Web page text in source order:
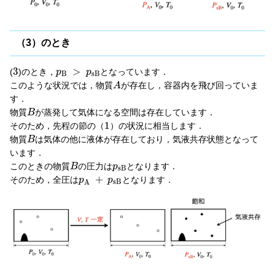
（3）のとき
(3)のとき，pB > psB となっています．
このような状況では，物質Aが存在し，容器内を飛び回っていま
す．
物質Bが蒸発して気体になる空間は存在しています．
そのため，先程の節の（1）の状況に相当します．
物質Bは気体の他に液体が存在しており，気液共存状態となって
います．
このときの物質Bの圧力はpsB となります．
そのため，全圧はpA + psB となります．